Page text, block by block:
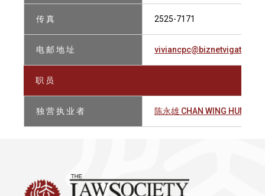
传 真 2525-7171
电 邮 地 址
职 员
独 营 执 业 者 陈永雄 CHAN WING HUNG